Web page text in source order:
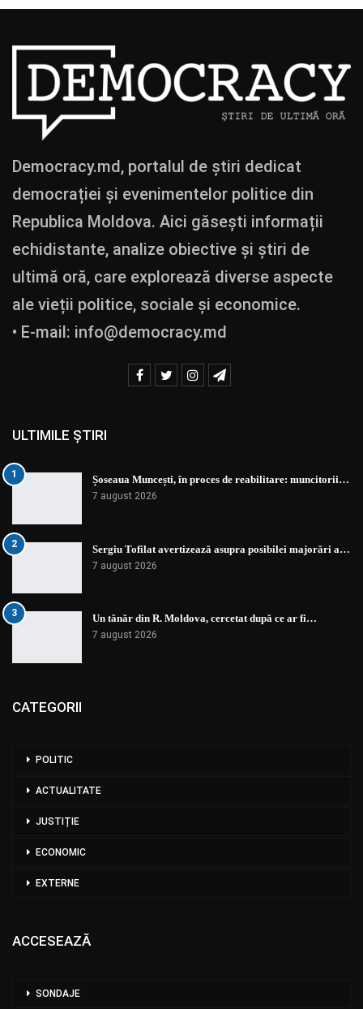
Democracy.md, portalul de știri dedicat
democrației și evenimentelor politice din
Republica Moldova. Aici găsești informații
echidistante, analize obiective și știri de
ultimă oră, care explorează diverse aspecte
ale vieții politice, sociale și economice.
• E-mail: info@democracy.md
ULTIMILE ȘTIRI
1 Șoseaua Muncești, în proces de reabilitare: muncitorii…
7 august 2026
2 Sergiu Tofilat avertizează asupra posibilei majorări a…
7 august 2026
3 Un tânăr din R. Moldova, cercetat după ce ar fi…
7 august 2026
CATEGORII
POLITIC
ACTUALITATE
JUSTIȚIE
ECONOMIC
EXTERNE
ACCESEAZĂ
SONDAJE